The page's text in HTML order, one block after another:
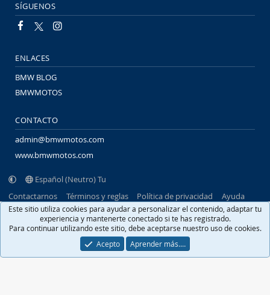
SÍGUENOS
ENLACES
BMW BLOG
BMWMOTOS
CONTACTO
admin@bmwmotos.com
www.bmwmotos.com
Español (Neutro) Tu
Contactarnos
Términos y reglas Política de privacidad
Ayuda
Portal
R
S
Community platform by XenForo® © 2010-2026 XenForo Ltd.
XenFacil.com. © 2010-2019
Este sitio utiliza cookies para ayudar a personalizar el contenido, adaptar tu
experiencia y mantenerte conectado si te has registrado.
Para continuar utilizando este sitio, debe aceptarse nuestro uso de cookies.
Acepto
Aprender más.…